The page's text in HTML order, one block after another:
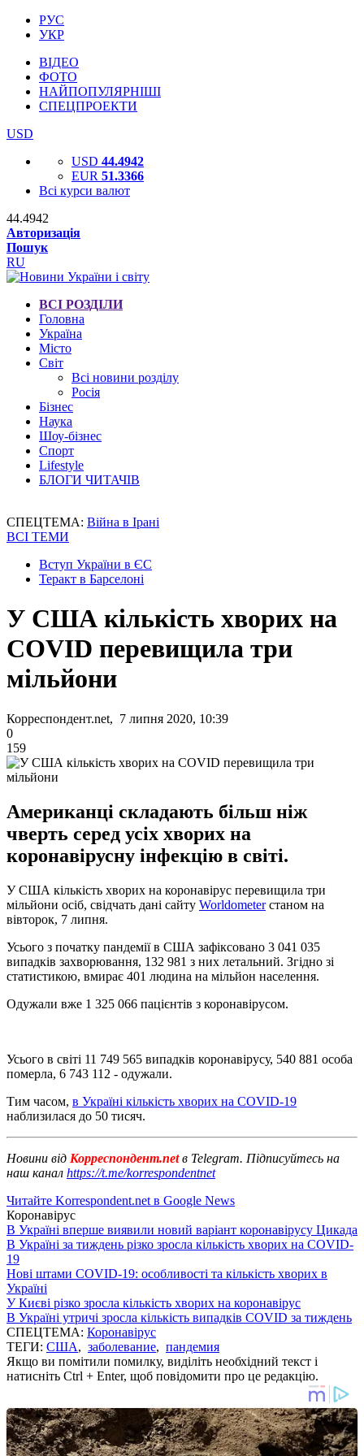
РУС
УКР
ВІДЕО
ФОТО
НАЙПОПУЛЯРНІШІ
СПЕЦПРОЕКТИ
USD
USD 44.4942
EUR 51.3366
Всі курси валют
44.4942
Авторизація
Пошук
RU
ВСІ РОЗДІЛИ
Головна
Україна
Місто
Світ
Всі новини розділу
Росія
Бізнес
Наука
Шоу-бізнес
Спорт
Lifestyle
БЛОГИ ЧИТАЧІВ
СПЕЦТЕМА: Війна в Ірані
ВСІ ТЕМИ
Вступ України в ЄС
Теракт в Барселоні
У США кількість хворих на
COVID перевищила три
мільйони
Корреспондент.net, 7 липня 2020, 10:39
0
159
Американці складають більш ніж
чверть серед усіх хворих на
коронавірусну інфекцію в світі.
У США кількість хворих на коронавірус перевищила три
мільйони осіб, свідчать дані сайту Worldometerстаном на
вівторок, 7 липня.
Усього з початку пандемії в США зафіксовано 3 041 035
випадків захворювання, 132 981 з них летальний. Згідно зі
статистикою, вмирає 401 людина на мільйон населення.
Одужали вже 1 325 066 пацієнтів з коронавірусом.
Усього в світі 11 749 565 випадків коронавірусу, 540 881 особа
померла, 6 743 112 - одужали.
Тим часом, в Україні кількість хворих на COVID-19
наблизилася до 50 тисяч.
Новини від Корреспондент.netв Telegram. Підписуйтесь на
наш канал https://t.me/korrespondentnet
Читайте Korrespondent.net в Google News
Коронавірус
В Україні вперше виявили новий варіант коронавірусу Цикада
В Україні за тиждень різко зросла кількість хворих на COVID-
19
Нові штами COVID-19: особливості та кількість хворих в
Україні
У Києві різко зросла кількість хворих на коронавірус
В Україні утричі зросла кількість випадків COVID за тиждень
СПЕЦТЕМА: Коронавірус
ТЕГИ: США, заболевание, пандемия
Якщо ви помітили помилку, виділіть необхідний текст і
натисніть Ctrl + Enter, щоб повідомити про це редакцію.